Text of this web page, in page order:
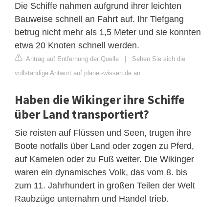
Die Schiffe nahmen aufgrund ihrer leichten
Bauweise schnell an Fahrt auf. Ihr Tiefgang
betrug nicht mehr als 1,5 Meter und sie konnten
etwa 20 Knoten schnell werden.
Antrag auf Entfernung der Quelle | Sehen Sie sich die
vollständige Antwort auf planet-wissen.de an
Haben die Wikinger ihre Schiffe
über Land transportiert?
Sie reisten auf Flüssen und Seen, trugen ihre
Boote notfalls über Land oder zogen zu Pferd,
auf Kamelen oder zu Fuß weiter. Die Wikinger
waren ein dynamisches Volk, das vom 8. bis
zum 11. Jahrhundert in großen Teilen der Welt
Raubzüge unternahm und Handel trieb.